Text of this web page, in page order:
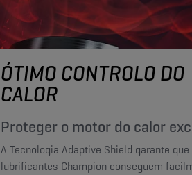
ÓTIMO CONTROLO DO
CALOR
Proteger o motor do calor
A Tecnologia Adaptive Shield garante que
lubrificantes Champion conseguem